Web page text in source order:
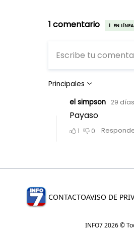
CONTACTOAVISO DE
INFO7 2026 ©